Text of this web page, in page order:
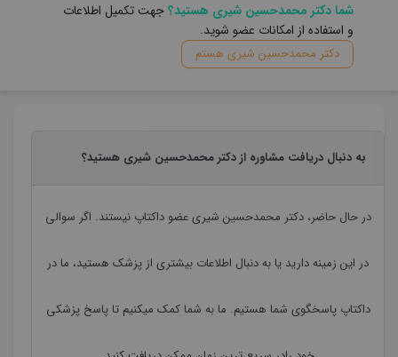
شما دکتر محمدحسین شیری هستید؟جهت تکمیل اطلاعات
و استفاده از امکانات عضو شوید.
دکتر محمدحسین شیری هستم
به دنبال دریافت مشاوره از دکتر محمدحسین شیری هستید؟
در حال حاضر،دکتر محمدحسین شیریعضو داکتاپ نیستند. اگر سوالی
در این زمینه دارید یا به دنبال اطلاعات بیشتری از پزشک هستید، ما در
داکتاپ پاسخگوی شما هستیم. ما به شما کمک میکنیم تا پاسخ پزشکی